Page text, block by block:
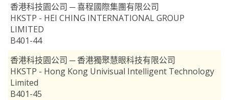
香港科技園公司 ─ 喜程國際集團有限公司
HKSTP - HEI CHING INTERNATIONAL GROUP
LIMITED
B401-44
香港科技園公司 ─ 香港獨聚慧眼科技有限公司
HKSTP - Hong Kong Univisual Intelligent Technology
Limited
B401-45